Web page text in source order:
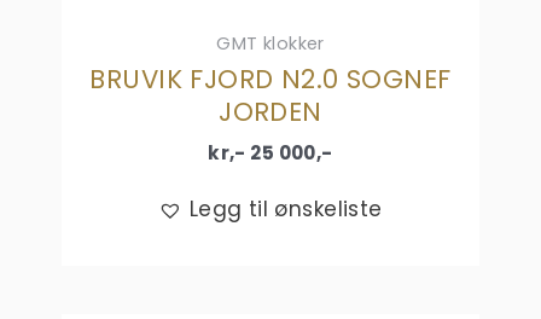
GMT klokker
BRUVIK FJORD N2.0 SOGNEF
JORDEN
kr,- 25 000,-
Legg til ønskeliste